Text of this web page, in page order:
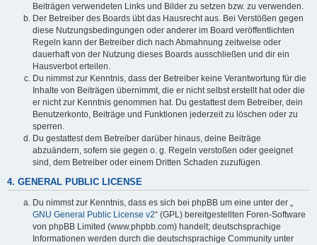
Beiträgen verwendeten Links und Bilder zu setzen bzw. zu verwenden.
Der Betreiber des Boards übt das Hausrecht aus. Bei Verstößen gegen
diese Nutzungsbedingungen oder anderer im Board veröffentlichten
Regeln kann der Betreiber dich nach Abmahnung zeitweise oder
dauerhaft von der Nutzung dieses Boards ausschließen und dir ein
Hausverbot erteilen.
Du nimmst zur Kenntnis, dass der Betreiber keine Verantwortung für die
Inhalte von Beiträgen übernimmt, die er nicht selbst erstellt hat oder die
er nicht zur Kenntnis genommen hat. Du gestattest dem Betreiber, dein
Benutzerkonto, Beiträge und Funktionen jederzeit zu löschen oder zu
sperren.
Du gestattest dem Betreiber darüber hinaus, deine Beiträge
abzuändern, sofern sie gegen o. g. Regeln verstoßen oder geeignet
sind, dem Betreiber oder einem Dritten Schaden zuzufügen.
4. GENERAL PUBLIC LICENSE
Du nimmst zur Kenntnis, dass es sich bei phpBB um eine unter der „
GNU General Public License v2“ (GPL) bereitgestellten Foren-Software
von phpBB Limited (www.phpbb.com) handelt; deutschsprachige
Informationen werden durch die deutschsprachige Community unter